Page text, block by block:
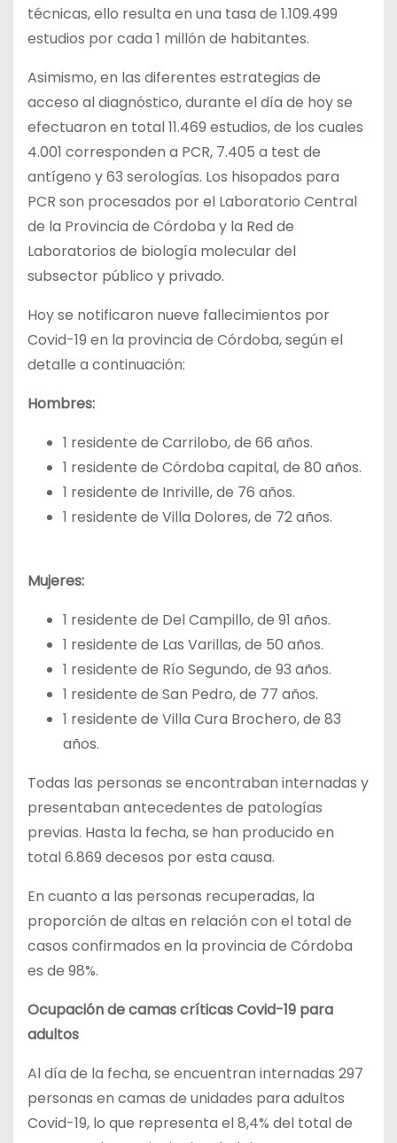
técnicas, ello resulta en una tasa de 1.109.499
estudios por cada 1 millón de habitantes.
Asimismo, en las diferentes estrategias de
acceso al diagnóstico, durante el día de hoy se
efectuaron en total 11.469 estudios, de los cuales
4.001 corresponden a PCR, 7.405 a test de
antígeno y 63 serologías. Los hisopados para
PCR son procesados por el Laboratorio Central
de la Provincia de Córdoba y la Red de
Laboratorios de biología molecular del
subsector público y privado.
Hoy se notificaron nueve fallecimientos por
Covid-19 en la provincia de Córdoba, según el
detalle a continuación:
Hombres:
1 residente de Carrilobo, de 66 años.
1 residente de Córdoba capital, de 80 años.
1 residente de Inriville, de 76 años.
1 residente de Villa Dolores, de 72 años.
Mujeres:
1 residente de Del Campillo, de 91 años.
1 residente de Las Varillas, de 50 años.
1 residente de Río Segundo, de 93 años.
1 residente de San Pedro, de 77 años.
1 residente de Villa Cura Brochero, de 83
años.
Todas las personas se encontraban internadas y
presentaban antecedentes de patologías
previas. Hasta la fecha, se han producido en
total 6.869 decesos por esta causa.
En cuanto a las personas recuperadas, la
proporción de altas en relación con el total de
casos confirmados en la provincia de Córdoba
es de 98%.
Ocupación de camas críticas Covid-19 para
adultos
Al día de la fecha, se encuentran internadas 297
personas en camas de unidades para adultos
Covid-19, lo que representa el 8,4% del total de